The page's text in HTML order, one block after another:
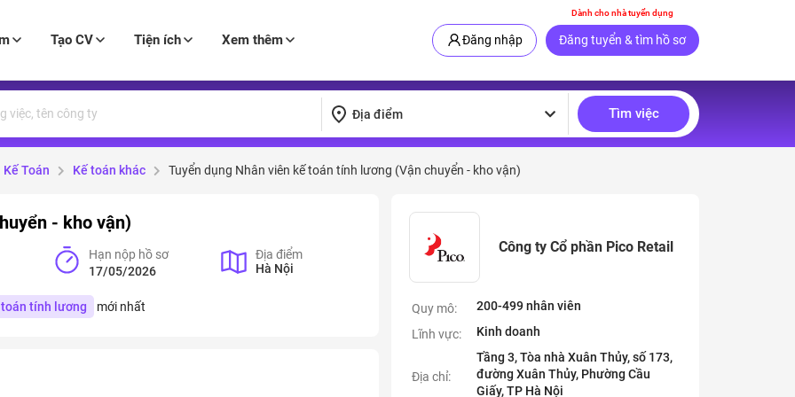
Dành cho nhà tuyển dụng
Tạo CV Tiện ích Xem thêm Đăng nhập Đăng tuyển & tìm hồ sơ
Địa điểm Tìm việc
Kế Toán Kế toán khác Tuyển dụng Nhân viên kế toán tính lương (Vận chuyển - kho vận)
- kho vận)
Hạn nộp hồ sơ
17/05/2026
Địa điểm
Hà Nội
tính lương mới nhất
Công ty Cổ phần Pico Retail
Quy mô:
200-499 nhân viên
Lĩnh vực:
Kinh doanh
Địa chỉ:
Tầng 3, Tòa nhà Xuân Thủy, số 173,
đường Xuân Thủy, Phường Cầu
Giấy, TP Hà Nội